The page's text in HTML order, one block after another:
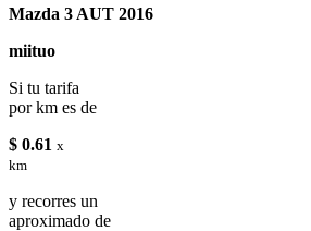
Mazda 3 AUT 2016
miituo
Si tu tarifa
por km es de
$ 0.61 x
km
y recorres un
aproximado de